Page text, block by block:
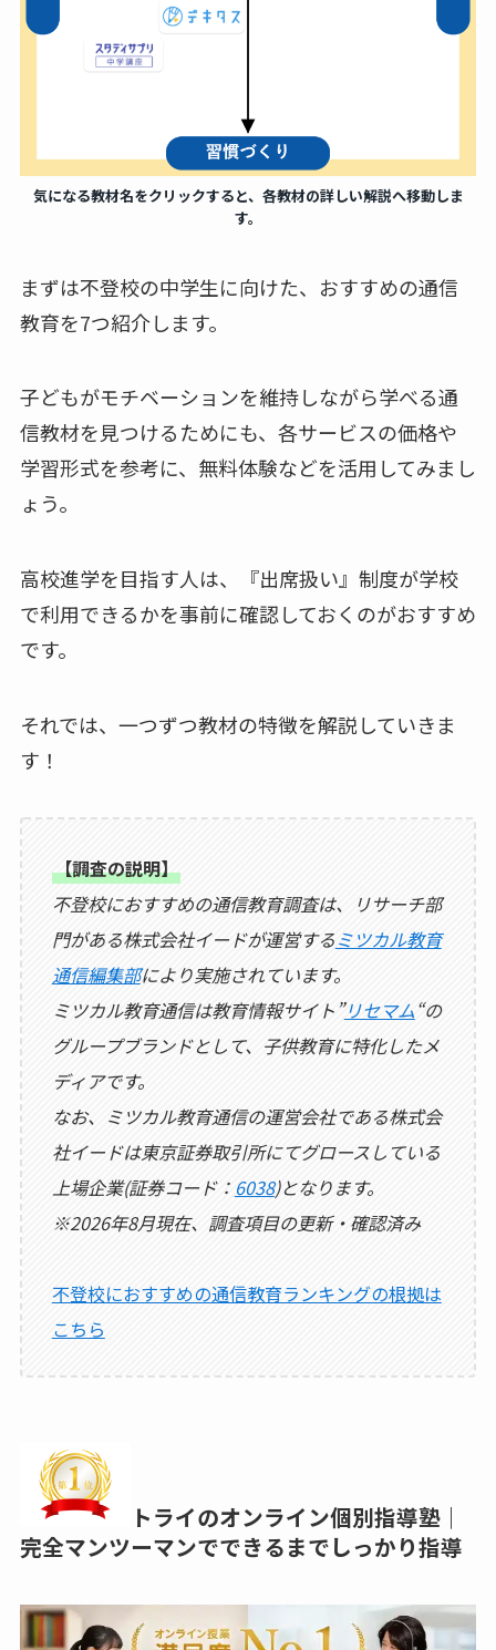
気になる教材名をクリックすると、各教材の詳しい解説へ移動しま
す。
まずは不登校の中学生に向けた、おすすめの通信
教育を7つ紹介します。
子どもがモチベーションを維持しながら学べる通
信教材を見つけるためにも、各サービスの価格や
学習形式を参考に、無料体験などを活用してみまし
ょう。
高校進学を目指す人は、『出席扱い』制度が学校
で利用できるかを事前に確認しておくのがおすすめ
です。
それでは、一つずつ教材の特徴を解説していきま
す！
【調査の説明】
不登校におすすめの通信教育調査は、リサーチ部
門がある株式会社イードが運営するミツカル教育
通信編集部により実施されています。
ミツカル教育通信は教育情報サイト”リセマム“の
グループブランドとして、子供教育に特化したメ
ディアです。
なお、ミツカル教育通信の運営会社である株式会
社イードは東京証券取引所にてグロースしている
上場企業(証券コード： 6038)となります。
※2026年8月現在、調査項目の更新・確認済み
不登校におすすめの通信教育ランキングの根拠は
こちら
トライのオンライン個別指導塾｜
完全マンツーマンでできるまでしっかり指導